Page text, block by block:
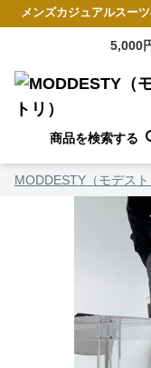
メンズカジュアルスー
5,000
商品を検索する
MODDESTY（モデス